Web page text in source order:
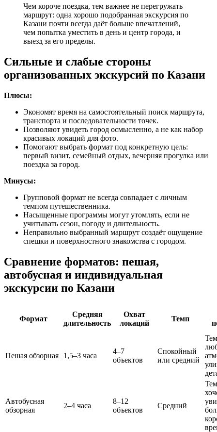
Чем короче поездка, тем важнее не перегружать
маршрут: одна хорошо подобранная экскурсия по
Казани почти всегда даёт больше впечатлений,
чем попытка уместить в день и центр города, и
выезд за его пределы.
Сильные и слабые стороны
организованных экскурсий по Казани
Плюсы:
Экономят время на самостоятельный поиск маршрута,
транспорта и последовательности точек.
Позволяют увидеть город осмысленно, а не как набор
красивых локаций для фото.
Помогают выбрать формат под конкретную цель:
первый визит, семейный отдых, вечерняя прогулка или
поездка за город.
Минусы:
Групповой формат не всегда совпадает с личным
темпом путешественника.
Насыщенные программы могут утомлять, если не
учитывать сезон, погоду и длительность.
Неправильно выбранный маршрут создаёт ощущение
спешки и поверхностного знакомства с городом.
Сравнение форматов: пешая,
автобусная и индивидуальная
экскурсии по Казани
Формат
Средняя
длительность
Охват
локаций
Темп
Пешая обзорная 1,5–3 часа
4–7
объектов
Спокойный
или средний
Автобусная
обзорная
2–4 часа
8–12
объектов
Средний